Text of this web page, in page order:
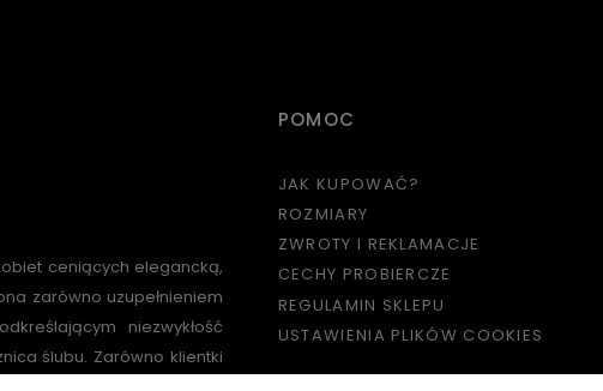
ceniących elegancką,
zarówno uzupełnieniem
niezwykłość
ślubu. Zarówno klientki
POMOC
JAK KUPOWAĆ?
ROZMIARY
ZWROTY I REKLAMACJE
CECHY PROBIERCZE
REGULAMIN SKLEPU
USTAWIENIA PLIKÓW COOKIES